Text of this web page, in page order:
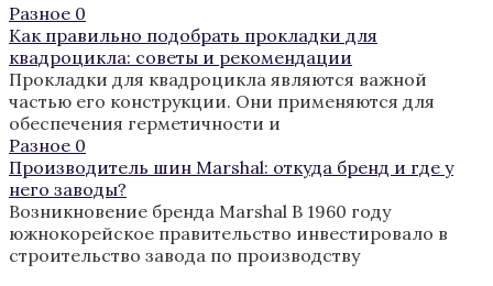
Разное 0
Как правильно подобрать прокладки для
квадроцикла: советы и рекомендации
Прокладки для квадроцикла являются важной
частью его конструкции. Они применяются для
обеспечения герметичности и
Разное 0
Производитель шин Marshal: откуда бренд и где у
него заводы?
Возникновение бренда Marshal В 1960 году
южнокорейское правительство инвестировало в
строительство завода по производству